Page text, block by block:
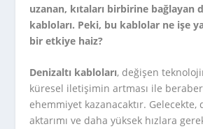
uzanan, kıtaları birbirine bağlayan
kabloları. Peki, bu kablolar ne işe
bir etkiye haiz?
Denizaltı kabloları, değişen
küresel iletişimin artması ile
ehemmiyet kazanacaktır. Gelecekte,
aktarımı ve daha yüksek hızlara